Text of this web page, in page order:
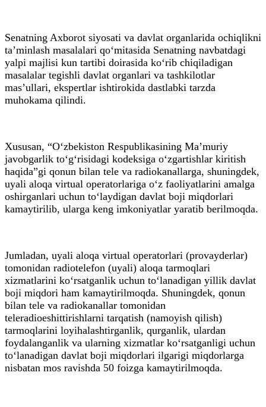
Senatning Axborot siyosati va davlat organlarida ochiqlikni
ta’minlash masalalari qo‘mitasida Senatning navbatdagi
yalpi majlisi kun tartibi doirasida ko‘rib chiqiladigan
masalalar tegishli davlat organlari va tashkilotlar
mas’ullari, ekspertlar ishtirokida dastlabki tarzda
muhokama qilindi.
Xususan, “O‘zbekiston Respublikasining Ma’muriy
javobgarlik to‘g‘risidagi kodeksiga o‘zgartishlar kiritish
haqida”gi qonun bilan tele va radiokanallarga, shuningdek,
uyali aloqa virtual operatorlariga o‘z faoliyatlarini amalga
oshirganlari uchun to‘laydigan davlat boji miqdorlari
kamaytirilib, ularga keng imkoniyatlar yaratib berilmoqda.
Jumladan, uyali aloqa virtual operatorlari (provayderlar)
tomonidan radiotelefon (uyali) aloqa tarmoqlari
xizmatlarini ko‘rsatganlik uchun to‘lanadigan yillik davlat
boji miqdori ham kamaytirilmoqda. Shuningdek, qonun
bilan tele va radiokanallar tomonidan
teleradioeshittirishlarni tarqatish (namoyish qilish)
tarmoqlarini loyihalashtirganlik, qurganlik, ulardan
foydalanganlik va ularning xizmatlar ko‘rsatganligi uchun
to‘lanadigan davlat boji miqdorlari ilgarigi miqdorlarga
nisbatan mos ravishda 50 foizga kamaytirilmoqda.